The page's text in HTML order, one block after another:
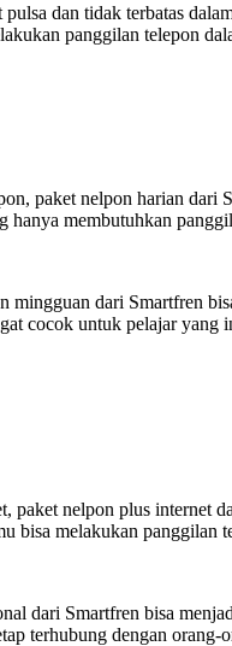
dan tidak terbatas
panggilan telepon
paket nelpon harian dari
membutuhkan
dari Smartfren
cocok untuk pelajar
nelpon plus internet
bisa melakukan panggilan
dari Smartfren bisa
terhubung dengan